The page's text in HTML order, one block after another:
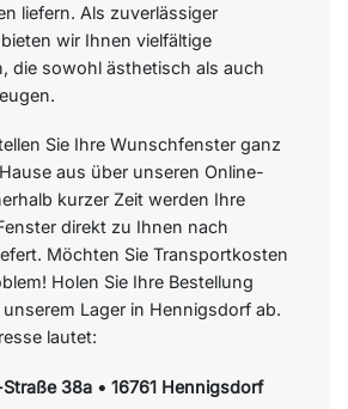
liefern. Als zuverlässiger
wir Ihnen vielfältige
die sowohl ästhetisch als auch
Sie Ihre Wunschfenster ganz
aus über unseren Online-
kurzer Zeit werden Ihre
direkt zu Ihnen nach
Möchten Sie Transportkosten
Holen Sie Ihre Bestellung
Lager in Hennigsdorf ab.
lautet:
38a • 16761 Hennigsdorf